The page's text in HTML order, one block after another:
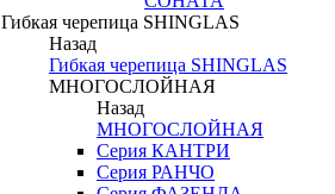
Гибкая черепица SHINGLAS
Назад
Гибкая черепица SHINGLAS
МНОГОСЛОЙНАЯ
Назад
МНОГОСЛОЙНАЯ
Серия КАНТРИ
Серия РАНЧО